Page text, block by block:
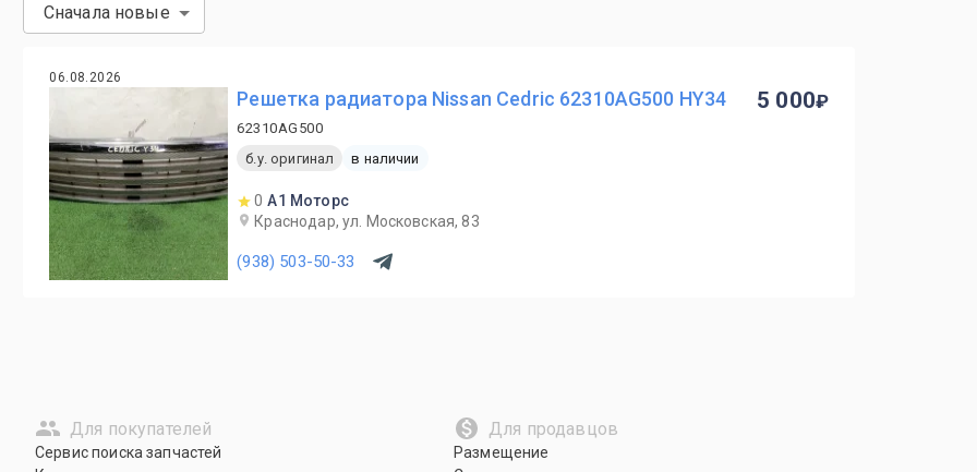
Сначала новые
06.08.2026
Решетка радиатора Nissan Cedric 62310AG500 HY34
62310AG500
б.у. оригинал
в наличии
0 А1 Моторс
Краснодар, ул. Московская, 83
(938) 503-50-33
5 000
Для покупателей
Сервис поиска запчастей
Для продавцов
Размещение